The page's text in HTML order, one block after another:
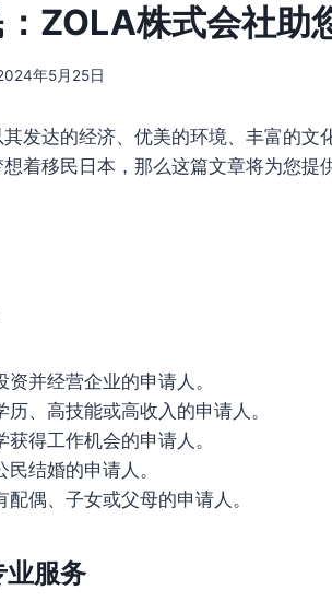
ZOLA株式会社助
年5月25日
发达的经济、优美的环境、丰富的文
着移民日本，那么这篇文章将为您提
资并经营企业的申请人。
历、高技能或高收入的申请人。
获得工作机会的申请人。
结婚的申请人。
配偶、子女或父母的申请人。
服务